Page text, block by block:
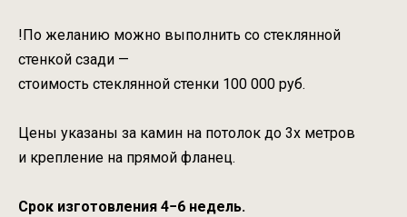
!По желанию можно выполнить со стеклянной
стенкой сзади —
стоимость стеклянной стенки 100 000 руб.
Цены указаны за камин на потолок до 3х метров
и крепление на прямой фланец.
Срок изготовления 4−6 недель.